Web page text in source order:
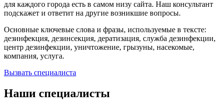
для каждого города есть в самом низу сайта. Наш консультант
подскажет и ответит на другие возникшие вопросы.
Основные ключевые слова и фразы, используемые в тексте:
дезинфекция, дезинсекция, дератизация, служба дезинфекции,
центр дезинфекции, уничтожение, грызуны, насекомые,
компания, услуга.
Вызвать специалиста
Наши специалисты